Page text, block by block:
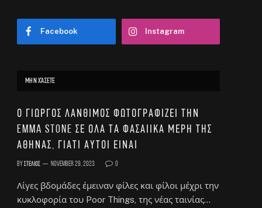
Facebook Instagram
ΜΗΝ ΧΆΣΕΤΕ
Ο Γιώργος Λάνθιμος φωτογραφίζει την
Emma Stone σε όλα τα φασαίικα μέρη της
Αθήνας, γιατί αυτοί είναι
ByΣτέλιος November 29, 2023 0
Λίγες βδομάδες έμειναν φίλες και φίλοι μέχρι την
κυκλοφορία του Poor Things, της νέας ταινίας…